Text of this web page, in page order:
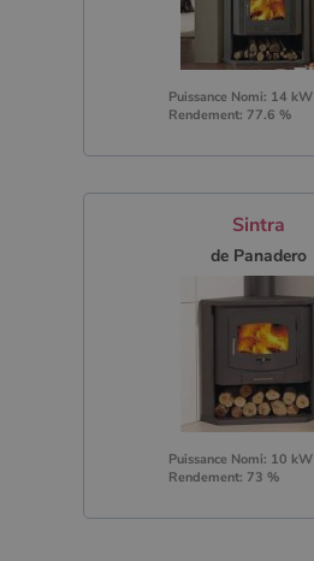
Puissance Nomi: 14 kW
Rendement: 77.6 %
Sintra
de Panadero
Puissance Nomi: 10 kW
Rendement: 73 %